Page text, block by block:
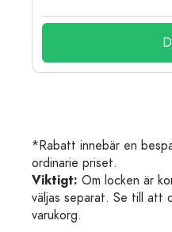
*Rabatt innebär en
ordinarie priset.
Viktigt: Om locken är
väljas separat. Se till att
varukorg.